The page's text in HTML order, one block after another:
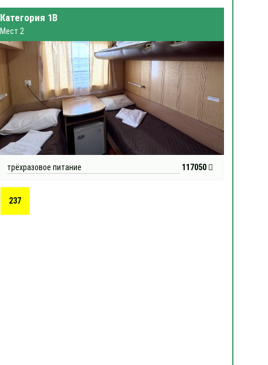
Категория 1В
Мест 2
трёхразовое питание 117050
237